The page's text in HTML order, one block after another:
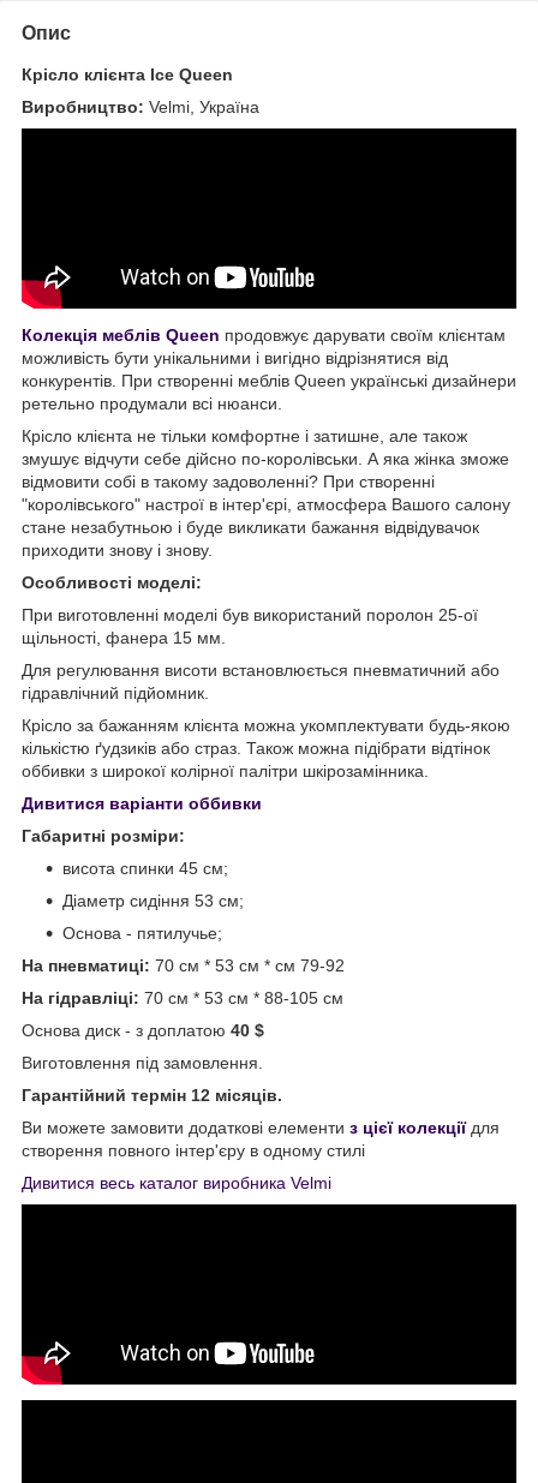
Опис
Крісло клієнта Ice Queen
Виробництво: Velmi, Україна
Колекція меблів Queen продовжує дарувати своїм клієнтам
можливість бути унікальними і вигідно відрізнятися від
конкурентів. При створенні меблів Queen українські дизайнери
ретельно продумали всі нюанси.
Крісло клієнта не тільки комфортне і затишне, але також
змушує відчути себе дійсно по-королівськи. А яка жінка зможе
відмовити собі в такому задоволенні? При створенні
"королівського" настрої в інтер'єрі, атмосфера Вашого салону
стане незабутньою і буде викликати бажання відвідувачок
приходити знову і знову.
Особливості моделі:
При виготовленні моделі був використаний поролон 25-ої
щільності, фанера 15 мм.
Для регулювання висоти встановлюється пневматичний або
гідравлічний підйомник.
Крісло за бажанням клієнта можна укомплектувати будь-якою
кількістю ґудзиків або страз. Також можна підібрати відтінок
оббивки з широкої колірної палітри шкірозамінника.
Дивитися варіанти оббивки
Габаритні розміри:
висота спинки 45 см;
Діаметр сидіння 53 см;
Основа - пятилучье;
На пневматиці: 70 см * 53 см * см 79-92
На гідравліці: 70 см * 53 см * 88-105 см
Основа диск - з доплатою 40 $
Виготовлення під замовлення.
Гарантійний термін 12 місяців.
Ви можете замовити додаткові елементи з цієї колекції для
створення повного інтер'єру в одному стилі
Дивитися весь каталог виробника Velmi